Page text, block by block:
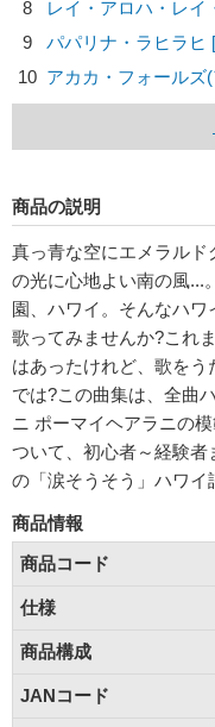
8
レイ・アロハ・レイ
9
パパリナ・ラヒラヒ
10 アカカ・フォールズ
商品の説明
真っ青な空にエメラル
の光に心地よい南の風...
園、ハワイ。そんなハ
歌ってみませんか?これ
はあったけれど、歌を
では?この曲集は、全曲
ニ ポーマイヘアラニの
ついて、初心者～経験者
の「涙そうそう」ハワイ
商品情報
商品コード
仕様
商品構成
JANコード